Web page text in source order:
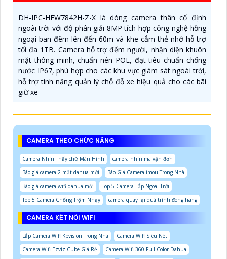
DH-IPC-HFW7842H-Z-X là dòng camera thân cố định
ngoài trời với độ phân giải 8MP tích hợp công nghệ hồng
ngoại ban đêm lên đến 60m và khe cắm thẻ nhớ hỗ trợ
tối đa 1TB. Camera hỗ trợ đếm người, nhận diện khuôn
mặt thông minh, chuẩn nén POE, đạt tiêu chuẩn chống
nước IP67, phù hợp cho các khu vực giám sát ngoài trời,
hỗ trợ tính năng quản lý chỗ đỗ xe hiệu quả cho các bãi
giữ xe
CAMERA THEO CHỨC NĂNG
Camera Nhìn Thấy chữ Màn Hình
camera nhìn mã vận đơn
Báo giá camera 2 mắt dahua mới
Báo Giá Camera imou Trong Nhà
Báo giá camera wifi dahua mới
Top 5 Camera Lắp Ngoài Trời
Top 5 Camera Chống Trộm Nhạy
camera quay lại quá trình đóng hàng
CAMERA KẾT NỐI WIFI
Lắp Camera Wifi Kbvision Trong Nhà
Camera Wifi Siêu Nét
Camera Wifi Ezviz Cube Giá Rẻ
Camera Wifi 360 Full Color Dahua